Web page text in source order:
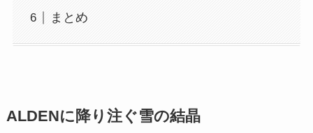
まとめ
ALDENに降り注ぐ雪の結晶